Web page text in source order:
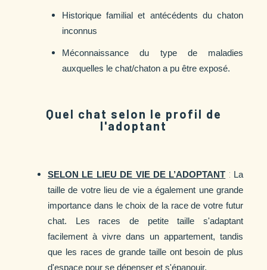
Historique familial et antécédents du chaton
inconnus
Méconnaissance du type de maladies
auxquelles le chat/chaton a pu être exposé.
Quel chat selon le profil de
l'adoptant
SELON LE LIEU DE VIE DE L’ADOPTANT : La
taille de votre lieu de vie a également une grande
importance dans le choix de la race de votre futur
chat. Les races de petite taille s'adaptant
facilement à vivre dans un appartement, tandis
que les races de grande taille ont besoin de plus
d'espace pour se dépenser et s'épanouir.